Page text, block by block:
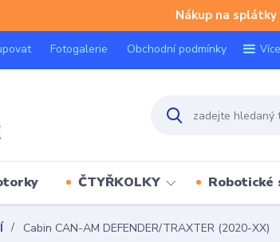
Nákup na
Fotogalerie Obchodní podmínky Více
ČTYŘKOLKY Robotické
Cabin CAN-AM DEFENDER/TRAXTER (2020-XX)